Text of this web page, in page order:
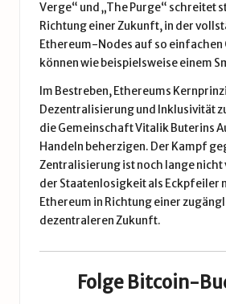
Verge“ und „The Purge“ schreitet
Richtung einer Zukunft, in der
Ethereum-Nodes auf so einfachen
können wie beispielsweise einem
Im Bestreben, Ethereums
Dezentralisierung und Inklusivität
die Gemeinschaft Vitalik Buterins
Handeln beherzigen. Der Kampf
Zentralisierung ist noch lange nicht
der Staatenlosigkeit als Eckpfeiler
Ethereum in Richtung einer
dezentraleren Zukunft.
Folge Bitcoin-